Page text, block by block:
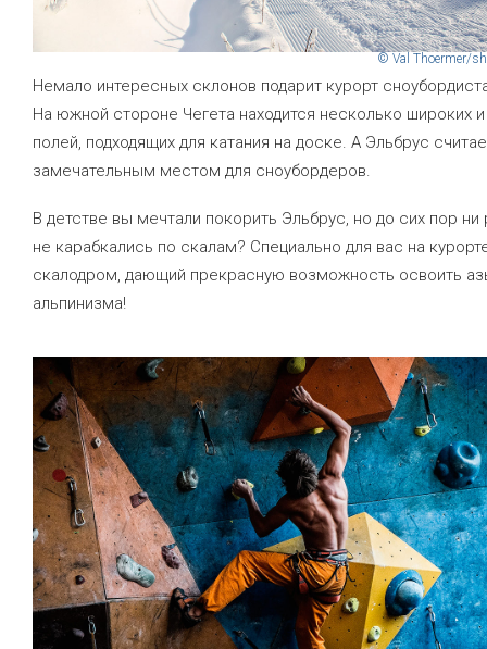
© Val Thoermer/
Немало интересных склонов подарит курорт
На южной стороне Чегета находится несколько широких
полей, подходящих для катания на доске. А Эльбрус
замечательным местом для сноубордеров.
В детстве вы мечтали покорить Эльбрус, но до сих пор ни
не карабкались по скалам? Специально для вас на
скалодром, дающий прекрасную возможность освоить
альпинизма!